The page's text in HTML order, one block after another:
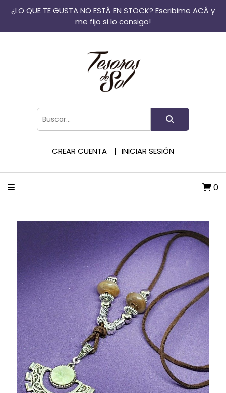
¿LO QUE TE GUSTA NO ESTÁ EN STOCK? Escribime ACÁ y
me fijo si lo consigo!
CREAR CUENTA INICIAR SESIÓN
0